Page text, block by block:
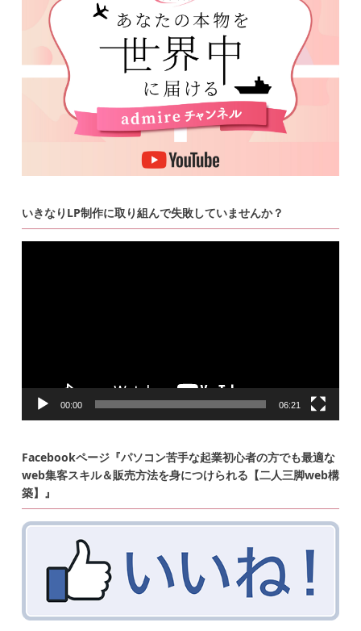
いきなりLP制作に取り組んで失敗していませんか？
動
00:00 06:21
Facebookページ『パソコン苦手な起業初心者の方でも最適な
web集客スキル＆販売方法を身につけられる【二人三脚web構
築】』